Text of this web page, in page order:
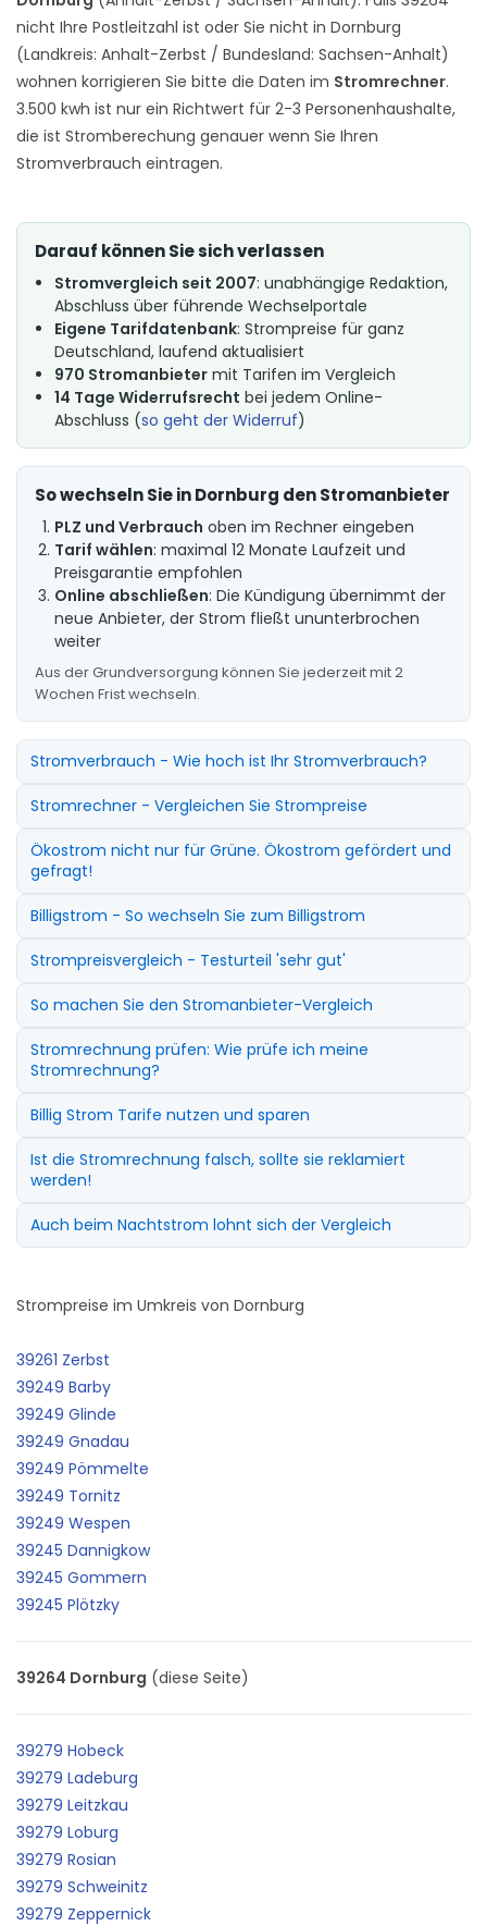
nicht Ihre Postleitzahl ist oder Sie nicht in Dornburg
(Landkreis: Anhalt-Zerbst / Bundesland: Sachsen-Anhalt)
wohnen korrigieren Sie bitte die Daten im Stromrechner.
3.500 kwh ist nur ein Richtwert für 2-3 Personenhaushalte,
die ist Stromberechung genauer wenn Sie Ihren
Stromverbrauch eintragen.
Darauf können Sie sich verlassen
Stromvergleich seit 2007: unabhängige Redaktion,
Abschluss über führende Wechselportale
Eigene Tarifdatenbank: Strompreise für ganz
Deutschland, laufend aktualisiert
970 Stromanbieter mit Tarifen im Vergleich
14 Tage Widerrufsrecht bei jedem Online-
Abschluss (so geht der Widerruf)
So wechseln Sie in Dornburg den Stromanbieter
PLZ und Verbrauch oben im Rechner eingeben
Tarif wählen: maximal 12 Monate Laufzeit und
Preisgarantie empfohlen
Online abschließen: Die Kündigung übernimmt der
neue Anbieter, der Strom fließt ununterbrochen
weiter
Aus der Grundversorgung können Sie jederzeit mit 2
Wochen Frist wechseln.
Stromverbrauch - Wie hoch ist Ihr Stromverbrauch?
Stromrechner - Vergleichen Sie Strompreise
Ökostrom nicht nur für Grüne. Ökostrom gefördert und
gefragt!
Billigstrom - So wechseln Sie zum Billigstrom
Strompreisvergleich - Testurteil 'sehr gut'
So machen Sie den Stromanbieter-Vergleich
Stromrechnung prüfen: Wie prüfe ich meine
Stromrechnung?
Billig Strom Tarife nutzen und sparen
Ist die Stromrechnung falsch, sollte sie reklamiert
werden!
Auch beim Nachtstrom lohnt sich der Vergleich
Strompreise im Umkreis von Dornburg
39261 Zerbst
39249 Barby
39249 Glinde
39249 Gnadau
39249 Pömmelte
39249 Tornitz
39249 Wespen
39245 Dannigkow
39245 Gommern
39245 Plötzky
39264 Dornburg (diese Seite)
39279 Hobeck
39279 Ladeburg
39279 Leitzkau
39279 Loburg
39279 Rosian
39279 Schweinitz
39279 Zeppernick